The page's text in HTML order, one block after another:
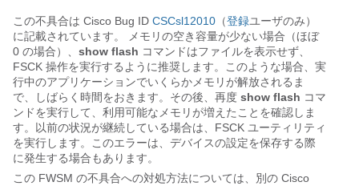
この不具合は Cisco Bug ID CSCsl12010 （登録ユーザのみ）
に記載されています。 メモリの空き容量が少ない場合（ほぼ
0 の場合）、 show flash コマンドはファイルを表示せず、
FSCK 操作を実行するように推奨します。このような場合、実
行中のアプリケーションでいくらかメモリが解放されるま
で、しばらく時間をおきます。その後、再度 show flash コマ
ンドを実行して、利用可能なメモリが増えたことを確認しま
す。以前の状況が継続している場合は、FSCK ユーティリティ
を実行します。このエラーは、デバイスの設定を保存する際
に発生する場合もあります。
この FWSM の不具合への対処方法については、別の Cisco